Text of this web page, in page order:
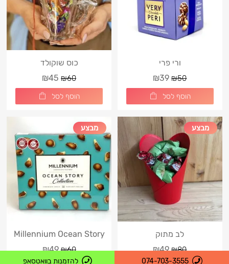
ורי פרי
₪50
₪39
הוסף לסל
כוס שוקולד
₪60
₪45
הוסף לסל
מבצע
לב מתוק
₪80
₪49
מבצע
Millennium Ocean Story
Collection
₪60
₪49
074-703-3555 להזמנות בוואטסאפ